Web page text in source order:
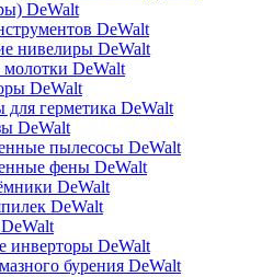
DeWalt
DeWalt
нивелиры DeWalt
DeWalt
DeWalt
для герметика DeWalt
DeWalt
пылесосы DeWalt
фены DeWalt
DeWalt
DeWalt
инверторы DeWalt
бурения DeWalt